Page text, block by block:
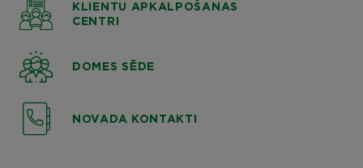
KLIENTU APKALPOŠANAS
CENTRI
DOMES SĒDE
NOVADA KONTAKTI